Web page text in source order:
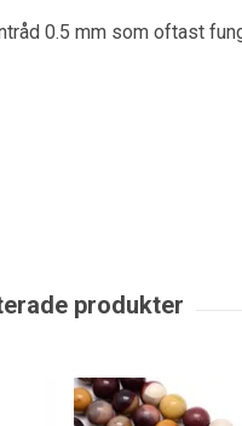
0.5 mm som oftast